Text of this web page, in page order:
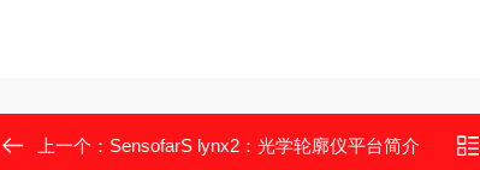
上一个： SensofarS lynx2：光学轮廓仪平台简介​